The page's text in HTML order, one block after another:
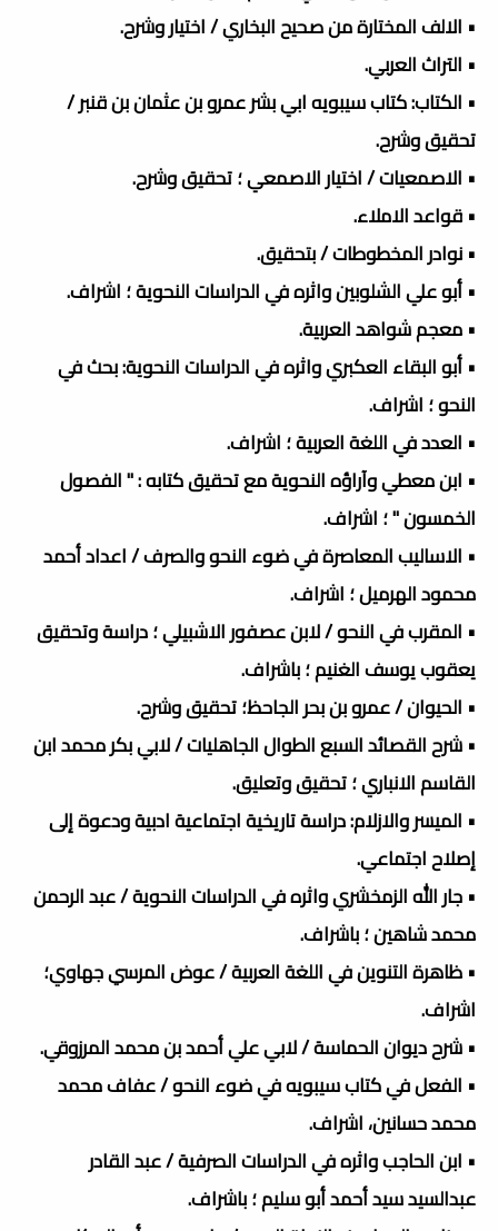
• الالف المختارة من صحيح البخاري / اختيار وشرح.
• التراث العربي.
• الكتاب: كتاب سيبويه ابي بشر عمرو بن عثمان بن قنبر /
تحقيق وشرح.
• الاصمعيات / اختيار الاصمعي ؛ تحقيق وشرح.
• قواعد الاملاء.
• نوادر المخطوطات / بتحقيق.
• أبو علي الشلوبين واثره في الدراسات النحوية ؛ اشراف.
• معجم شواهد العربية.
• أبو البقاء العكبري واثره في الدراسات النحوية: بحث في
النحو ؛ اشراف.
• العدد في اللغة العربية ؛ اشراف.
• ابن معطي وآراؤه النحوية مع تحقيق كتابه : " الفصول
الخمسون " ؛ اشراف.
• الاساليب المعاصرة في ضوء النحو والصرف / اعداد أحمد
محمود الهرميل ؛ اشراف.
• المقرب في النحو / لابن عصفور الاشبيلي ؛ دراسة وتحقيق
يعقوب يوسف الغنيم ؛ باشراف.
• الحيوان / عمرو بن بحر الجاحظ؛ تحقيق وشرح.
• شرح القصائد السبع الطوال الجاهليات / لابي بكر محمد ابن
القاسم الانباري ؛ تحقيق وتعليق.
• الميسر والازلام: دراسة تاريخية اجتماعية ادبية ودعوة إلى
إصلاح اجتماعي.
• جار الله الزمخشري واثره في الدراسات النحوية / عبد الرحمن
محمد شاهين ؛ باشراف.
• ظاهرة التنوين في اللغة العربية / عوض المرسي جهاوي؛
اشراف.
• شرح ديوان الحماسة / لابي علي أحمد بن محمد المرزوقي.
• الفعل في كتاب سيبويه في ضوء النحو / عفاف محمد
محمد حسانين، اشراف.
• ابن الحاجب واثره في الدراسات الصرفية / عبد القادر
عبدالسيد سيد أحمد أبو سليم ؛ باشراف.